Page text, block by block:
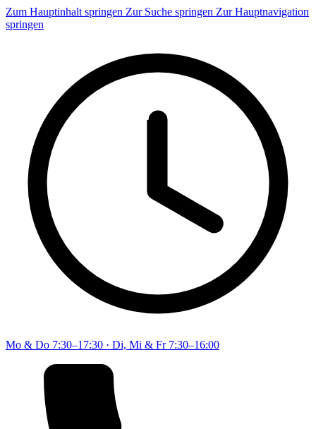
Zum Hauptinhalt springen Zur Suche springen Zur Hauptnavigation
springen
Mo & Do 7:30–17:30 · Di, Mi & Fr 7:30–16:00